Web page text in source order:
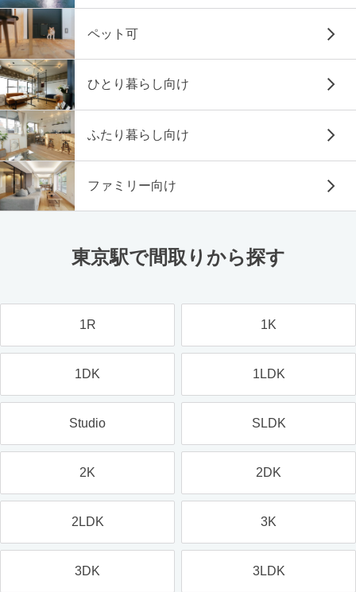
ペット可
ひとり暮らし向け
ふたり暮らし向け
ファミリー向け
東京駅で間取りから探す
1R 1K
1DK 1LDK
Studio SLDK
2K 2DK
2LDK 3K
3DK 3LDK